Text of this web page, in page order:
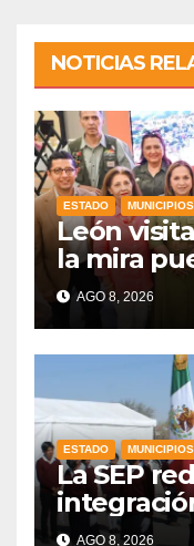
NOTICIAS
ESTADO MUNICIPIOS
León
la mira
de final
AGO 8, 2026
ESTADO MUNICIPIOS
La SEP
escolar
AGO 8, 2026